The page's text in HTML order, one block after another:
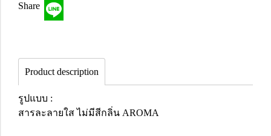
Share
Product description
รูปแบบ :
สารละลายใส ไม่มีสีกลิ่น AROMA